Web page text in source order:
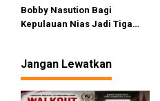
Berlanjut
Bobby Nasution Bagi
Kepulauan Nias Jadi Tiga
Jangan Lewatkan